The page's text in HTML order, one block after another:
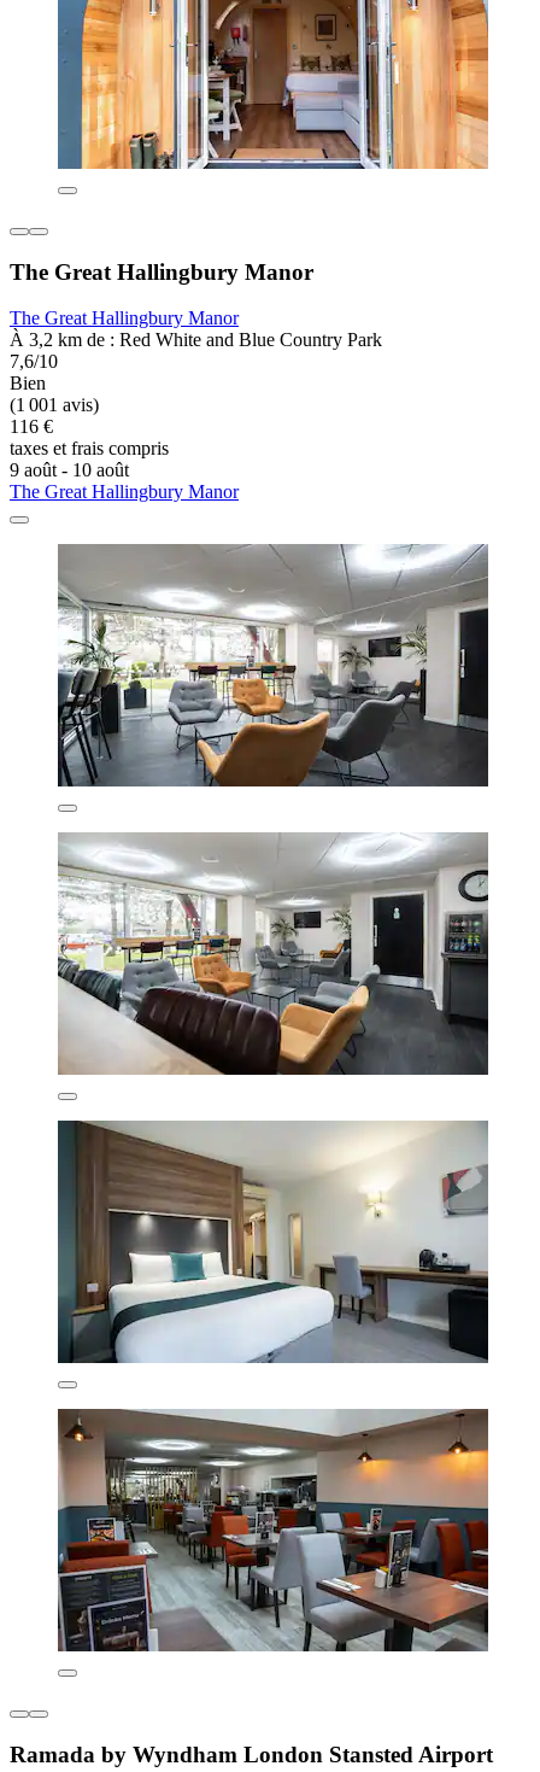
The Great Hallingbury Manor
The Great Hallingbury Manor
À 3,2 km de : Red White and Blue Country Park
7,6/10
Bien
(1 001 avis)
116 €
taxes et frais compris
9 août - 10 août
The Great Hallingbury Manor
Ramada by Wyndham London Stansted Airport